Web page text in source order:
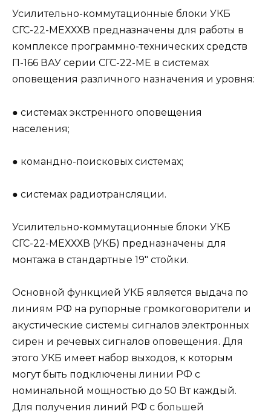
Усилительно-коммутационные блоки УКБ
СГС-22-МЕХХХВ предназначены для работы в
комплексе программно-технических средств
П-166 ВАУ серии СГС-22-МЕ в системах
оповещения различного назначения и уровня:
● системах экстренного оповещения
населения;
● командно-поисковых системах;
● системах радиотрансляции.
Усилительно-коммутационные блоки УКБ
СГС-22-МЕХХХВ (УКБ) предназначены для
монтажа в стандартные 19″ стойки.
Основной функцией УКБ является выдача по
линиям РФ на рупорные громкоговорители и
акустические системы сигналов электронных
сирен и речевых сигналов оповещения. Для
этого УКБ имеет набор выходов, к которым
могут быть подключены линии РФ с
номинальной мощностью до 50 Вт каждый.
Для получения линий РФ с большей